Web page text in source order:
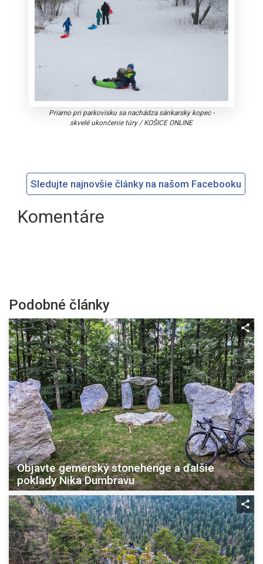
Priamo pri parkovisku sa nachádza sánkarsky kopec -
skvelé ukončenie túry/KOŠICE ONLINE
Sledujte najnovšie články na našom Facebooku
Komentáre
Podobné články
Objavte gemerský stonehenge a ďalšie
poklady Nika Dumbravu